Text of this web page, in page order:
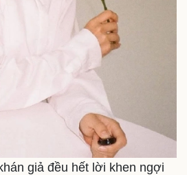
giả đều hết lời khen ngợi